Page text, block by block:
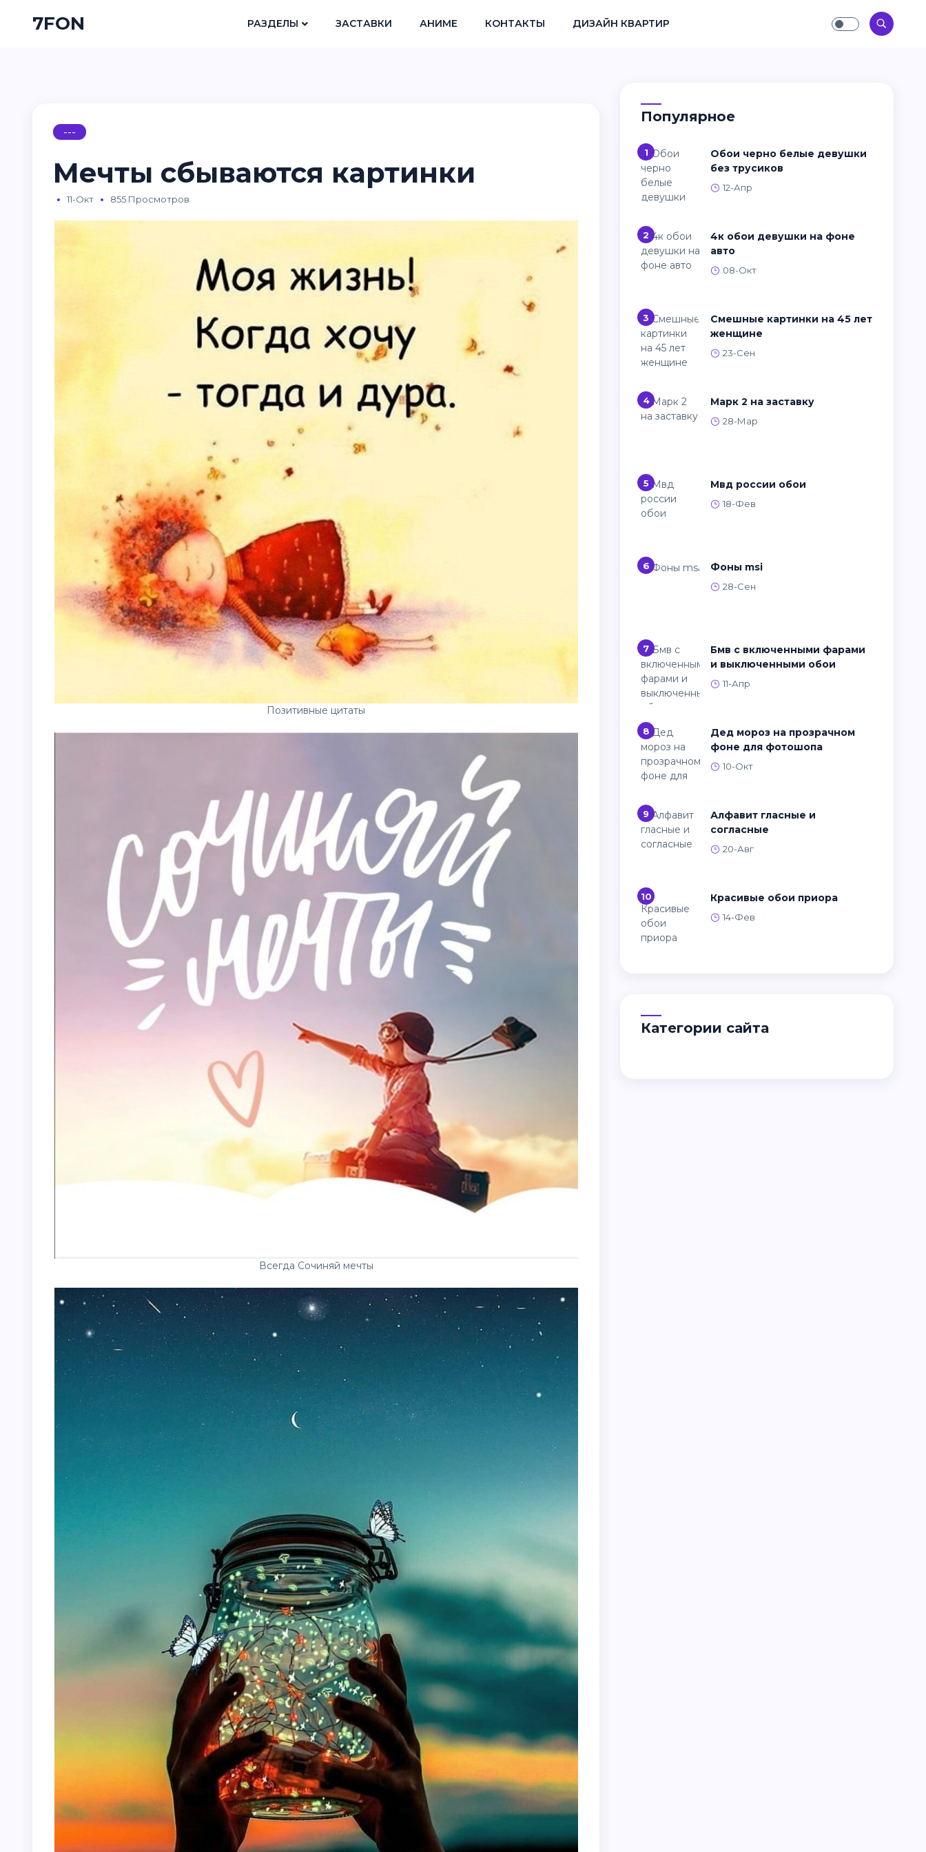
7FON РАЗДЕЛЫ ЗАСТАВКИ АНИМЕ КОНТАКТЫ ДИЗАЙН КВАРТИР
---
Мечты сбываются картинки
11-Окт 855 Просмотров
Позитивные цитаты
Всегда Сочиняй мечты
Популярное
1
Обои черно белые девушки
без трусиков
12-Апр
2
4к обои девушки на фоне
авто
08-Окт
3
Смешные картинки на 45 лет
женщине
23-Сен
4 Марк 2 на заставку
28-Мар
5 Мвд россии обои
18-Фев
6 Фоны msi
28-Сен
7
Бмв с включенными фарами
и выключенными обои
11-Апр
8
Дед мороз на прозрачном
фоне для фотошопа
10-Окт
9
Алфавит гласные и
согласные
20-Авг
10 Красивые обои приора
14-Фев
Категории сайта